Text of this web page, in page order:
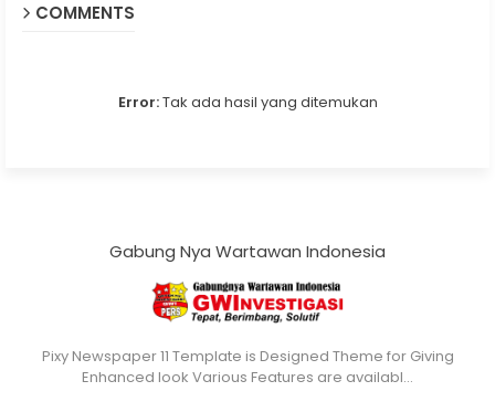
COMMENTS
Error:Tak ada hasil yang ditemukan
Gabung Nya Wartawan Indonesia
Pixy Newspaper 11 Template is Designed Theme for Giving
Enhanced look Various Features are availabl…